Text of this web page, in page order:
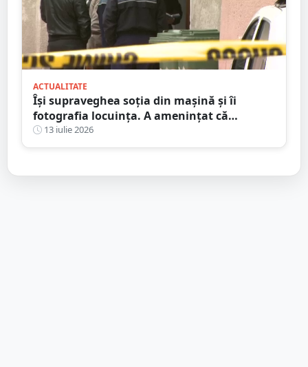
ACTUALITATE
Își supraveghea soția din mașină și îi
fotografia locuința. A amenințat că
incendiază mașina ”amantului”
13 iulie 2026